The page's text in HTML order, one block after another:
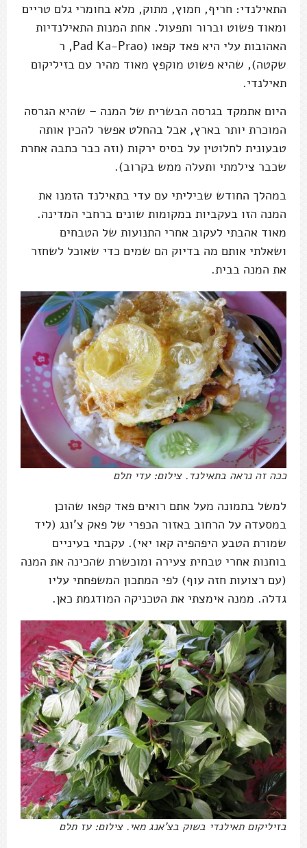
התאילנדי: חריף, חמוץ, מתוק, מלא בחומרי גלם טריים
ומאוד פשוט וברור ותפעול. אחת המנות התאילנדיות
האהובות עלי היא פאד קפאו (Pad Ka-Prao, ר
שקטה), שהיא פשוט מוקפץ מאוד מהיר עם בזיליקום
תאילנדי.
היום אתמקד בגרסה הבשרית של המנה – שהיא הגרסה
המוכרת יותר בארץ, אבל בהחלט אפשר להכין אותה
טבעונית לחלוטין על בסיס ירקות (וזה כבר כתבה אחרת
שכבר צילמתי ותעלה ממש בקרוב).
במהלך החודש שביליתי עם עדי בתאילנד הזמנו את
המנה הזו בעקביות במקומות שונים ברחבי המדינה.
מאוד אהבתי לעקוב אחרי התנועות של הטבחים
ושאלתי אותם מה בדיוק הם שמים כדי שאוכל לשחזר
את המנה בבית.
ככה זה נראה בתאילנד. צילום: עדי תלם
למשל בתמונה מעל אתם רואים פאד קפאו שהוכן
במסעדה על הרחוב באזור הכפרי של פאק צ'ונג (ליד
שמורת הטבע היפהפיה קאו יאי). עקבתי בעיניים
בוחנות אחרי טבחית צעירה ומוכשרת שהכינה את המנה
(עם רצועות חזה עוף) לפי המתכון המשפחתי עליו
גדלה. ממנה אימצתי את הטכניקה המודגמת כאן.
בזיליקום תאילנדי בשוק בצ'אנג מאי. צילום: עז תלם